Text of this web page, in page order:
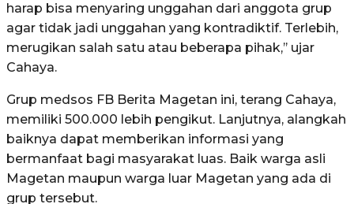
harap bisa menyaring unggahan dari anggota grup
agar tidak jadi unggahan yang kontradiktif. Terlebih,
merugikan salah satu atau beberapa pihak,’’ ujar
Cahaya.
Grup medsos FB Berita Magetan ini, terang Cahaya,
memiliki 500.000 lebih pengikut. Lanjutnya, alangkah
baiknya dapat memberikan informasi yang
bermanfaat bagi masyarakat luas. Baik warga asli
Magetan maupun warga luar Magetan yang ada di
grup tersebut.